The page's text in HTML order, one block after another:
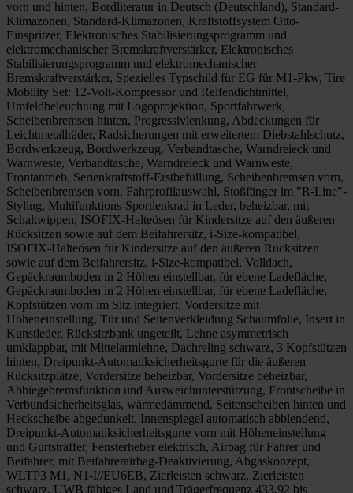
vorn und hinten, Bordliteratur in Deutsch (Deutschland), Standard-
Klimazonen, Standard-Klimazonen, Kraftstoffsystem Otto-
Einspritzer, Elektronisches Stabilisierungsprogramm und
elektromechanischer Bremskraftverstärker, Elektronisches
Stabilisierungsprogramm und elektromechanischer
Bremskraftverstärker, Spezielles Typschild für EG für M1-Pkw, Tire
Mobility Set: 12-Volt-Kompressor und Reifendichtmittel,
Umfeldbeleuchtung mit Logoprojektion, Sportfahrwerk,
Scheibenbremsen hinten, Progressivlenkung, Abdeckungen für
Leichtmetallräder, Radsicherungen mit erweitertem Diebstahlschutz,
Bordwerkzeug, Bordwerkzeug, Verbandtasche, Warndreieck und
Warnweste, Verbandtasche, Warndreieck und Warnweste,
Frontantrieb, Serienkraftstoff-Erstbefüllung, Scheibenbremsen vorn,
Scheibenbremsen vorn, Fahrprofilauswahl, Stoßfänger im "R-Line"-
Styling, Multifunktions-Sportlenkrad in Leder, beheizbar, mit
Schaltwippen, ISOFIX-Halteösen für Kindersitze auf den äußeren
Rücksitzen sowie auf dem Beifahrersitz, i-Size-kompatibel,
ISOFIX-Halteösen für Kindersitze auf den äußeren Rücksitzen
sowie auf dem Beifahrersitz, i-Size-kompatibel, Volldach,
Gepäckraumboden in 2 Höhen einstellbar, für ebene Ladefläche,
Gepäckraumboden in 2 Höhen einstellbar, für ebene Ladefläche,
Kopfstützen vorn im Sitz integriert, Vordersitze mit
Höheneinstellung, Tür und Seitenverkleidung Schaumfolie, Insert in
Kunstleder, Rücksitzbank ungeteilt, Lehne asymmetrisch
umklappbar, mit Mittelarmlehne, Dachreling schwarz, 3 Kopfstützen
hinten, Dreipunkt-Automatiksicherheitsgurte für die äußeren
Rücksitzplätze, Vordersitze beheizbar, Vordersitze beheizbar,
Abbiegebremsfunktion und Ausweichunterstützung, Frontscheibe in
Verbundsicherheitsglas, wärmedämmend, Seitenscheiben hinten und
Heckscheibe abgedunkelt, Innenspiegel automatisch abblendend,
Dreipunkt-Automatiksicherheitsgurte vorn mit Höheneinstellung
und Gurtstraffer, Fensterheber elektrisch, Airbag für Fahrer und
Beifahrer, mit Beifahrerairbag-Deaktivierung, Abgaskonzept,
WLTP3 M1, N1-I//EU6EB, Zierleisten schwarz, Zierleisten
schwarz, UWB fähiges Land und Trägerfrequenz 433,92 bis